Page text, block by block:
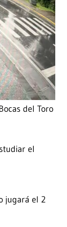
del Toro
el
jugará el 2